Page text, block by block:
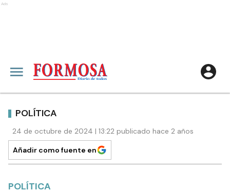
Ads
POLÍTICA
24 de octubre de 2024 | 13:22 publicado hace 2 años
Añadir como fuente en
POLÍTICA